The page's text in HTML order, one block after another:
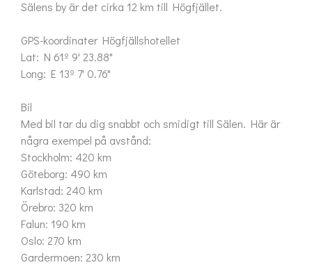
Sälens by är det cirka 12 km till Högfjället.
GPS-koordinater Högfjällshotellet
Lat: N 61º 9' 23.88"
Long: E 13º 7' 0.76"
Bil
Med bil tar du dig snabbt och smidigt till Sälen. Här är
några exempel på avstånd:
Stockholm: 420 km
Göteborg: 490 km
Karlstad: 240 km
Örebro: 320 km
Falun: 190 km
Oslo: 270 km
Gardermoen: 230 km